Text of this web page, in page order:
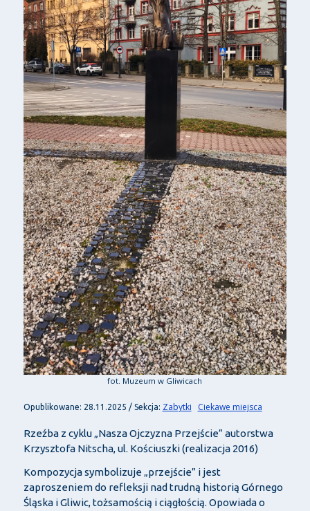
fot. Muzeum w Gliwicach
Opublikowane: 28.11.2025 / Sekcja: Zabytki Ciekawe miejsca
Rzeźba z cyklu „Nasza Ojczyzna Przejście” autorstwa
Krzysztofa Nitscha, ul. Kościuszki (realizacja 2016)
Kompozycja symbolizuje „przejście” i jest
zaproszeniem do refleksji nad trudną historią Górnego
Śląska i Gliwic, tożsamością i ciągłością. Opowiada o